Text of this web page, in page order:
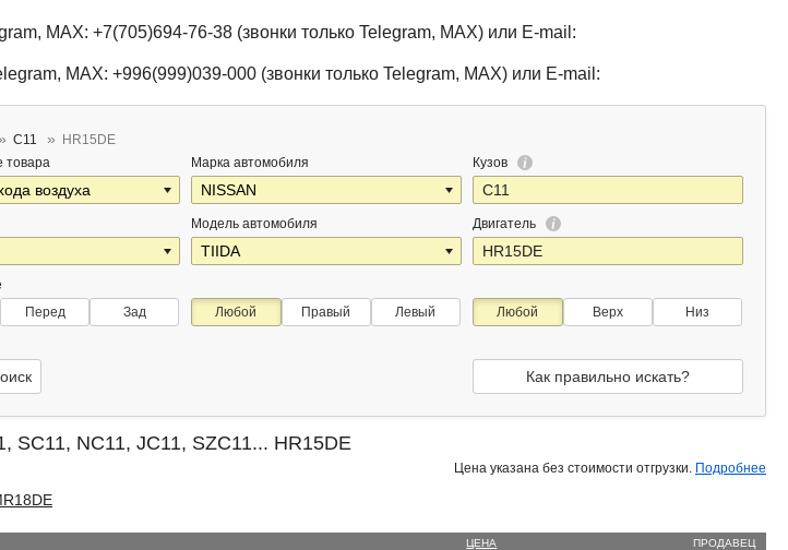
MAX: +7(705)694-76-38 (звонки только Telegram, MAX) или E-mail:
MAX: +996(999)039-000 (звонки только Telegram, MAX) или E-mail:
C11
HR15DE
товара Марка автомобиля
Модель автомобиля
Кузов
Двигатель
Перед Зад Любой Правый Левый Любой Верх Низ
Как правильно искать?
SC11, NC11, JC11, SZC11... HR15DE
Цена указана без стоимости отгрузки. Подробнее
ЦЕНА
ПРОДАВЕЦ